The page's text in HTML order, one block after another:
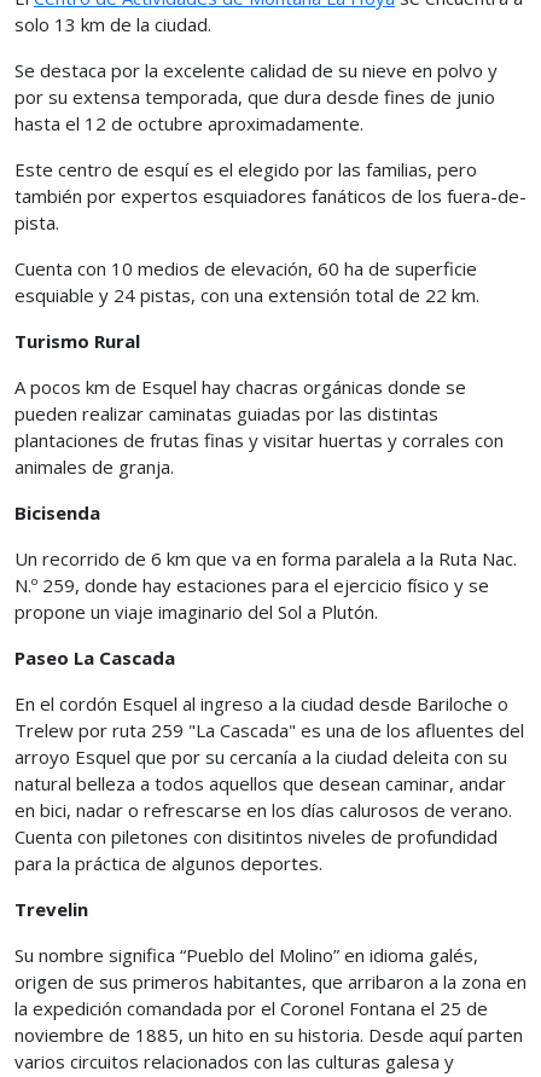
solo 13 km de la ciudad.
Se destaca por la excelente calidad de su nieve en polvo y
por su extensa temporada, que dura desde fines de junio
hasta el 12 de octubre aproximadamente.
Este centro de esquí es el elegido por las familias, pero
también por expertos esquiadores fanáticos de los fuera-de-
pista.
Cuenta con 10 medios de elevación, 60 ha de superficie
esquiable y 24 pistas, con una extensión total de 22 km.
Turismo Rural
A pocos km de Esquel hay chacras orgánicas donde se
pueden realizar caminatas guiadas por las distintas
plantaciones de frutas finas y visitar huertas y corrales con
animales de granja.
Bicisenda
Un recorrido de 6 km que va en forma paralela a la Ruta Nac.
N.º 259, donde hay estaciones para el ejercicio físico y se
propone un viaje imaginario del Sol a Plutón.
Paseo La Cascada
En el cordón Esquel al ingreso a la ciudad desde Bariloche o
Trelew por ruta 259 "La Cascada" es una de los afluentes del
arroyo Esquel que por su cercanía a la ciudad deleita con su
natural belleza a todos aquellos que desean caminar, andar
en bici, nadar o refrescarse en los días calurosos de verano.
Cuenta con piletones con disitintos niveles de profundidad
para la práctica de algunos deportes.
Trevelin
Su nombre significa “Pueblo del Molino” en idioma galés,
origen de sus primeros habitantes, que arribaron a la zona en
la expedición comandada por el Coronel Fontana el 25 de
noviembre de 1885, un hito en su historia. Desde aquí parten
varios circuitos relacionados con las culturas galesa y